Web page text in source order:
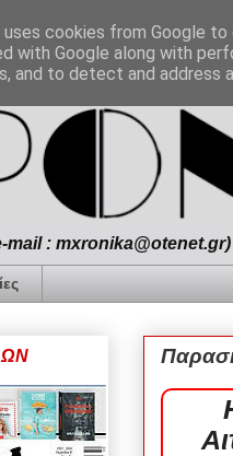
:
cookies from Google
with Google along with
and to detect and address